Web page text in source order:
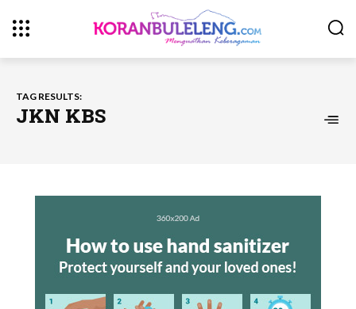
TAG RESULTS:
JKN KBS